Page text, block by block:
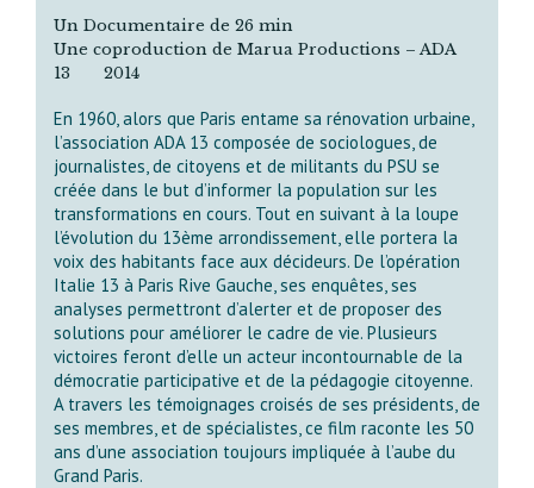
Un Documentaire de 26 min
Une coproduction de Marua Productions – ADA
13 2014
En 1960, alors que Paris entame sa rénovation urbaine,
l’association ADA 13 composée de sociologues, de
journalistes, de citoyens et de militants du PSU se
créée dans le but d’informer la population sur les
transformations en cours. Tout en suivant à la loupe
l’évolution du 13ème arrondissement, elle portera la
voix des habitants face aux décideurs. De l’opération
Italie 13 à Paris Rive Gauche, ses enquêtes, ses
analyses permettront d’alerter et de proposer des
solutions pour améliorer le cadre de vie. Plusieurs
victoires feront d’elle un acteur incontournable de la
démocratie participative et de la pédagogie citoyenne.
A travers les témoignages croisés de ses présidents, de
ses membres, et de spécialistes, ce film raconte les 50
ans d’une association toujours impliquée à l’aube du
Grand Paris.